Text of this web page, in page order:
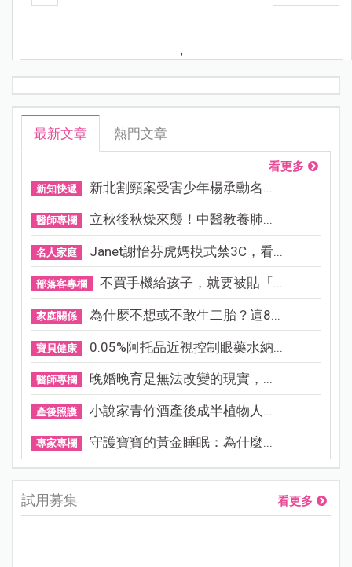
;
最新文章 熱門文章
看更多
新知快遞 新北割頸案受害少年楊承勳名...
醫師專欄 立秋後秋燥來襲！中醫教養肺...
名人家庭 Janet謝怡芬虎媽模式禁3C，看...
部落客專欄 不買手機給孩子，就要被貼「...
家庭關係 為什麼不想或不敢生二胎？這8...
寶貝健康 0.05%阿托品近視控制眼藥水納...
醫師專欄 晚婚晚育是無法改變的現實，...
產後照護 小說家青竹酒產後成半植物人...
專家專欄 守護寶寶的黃金睡眠：為什麼...
試用募集 看更多